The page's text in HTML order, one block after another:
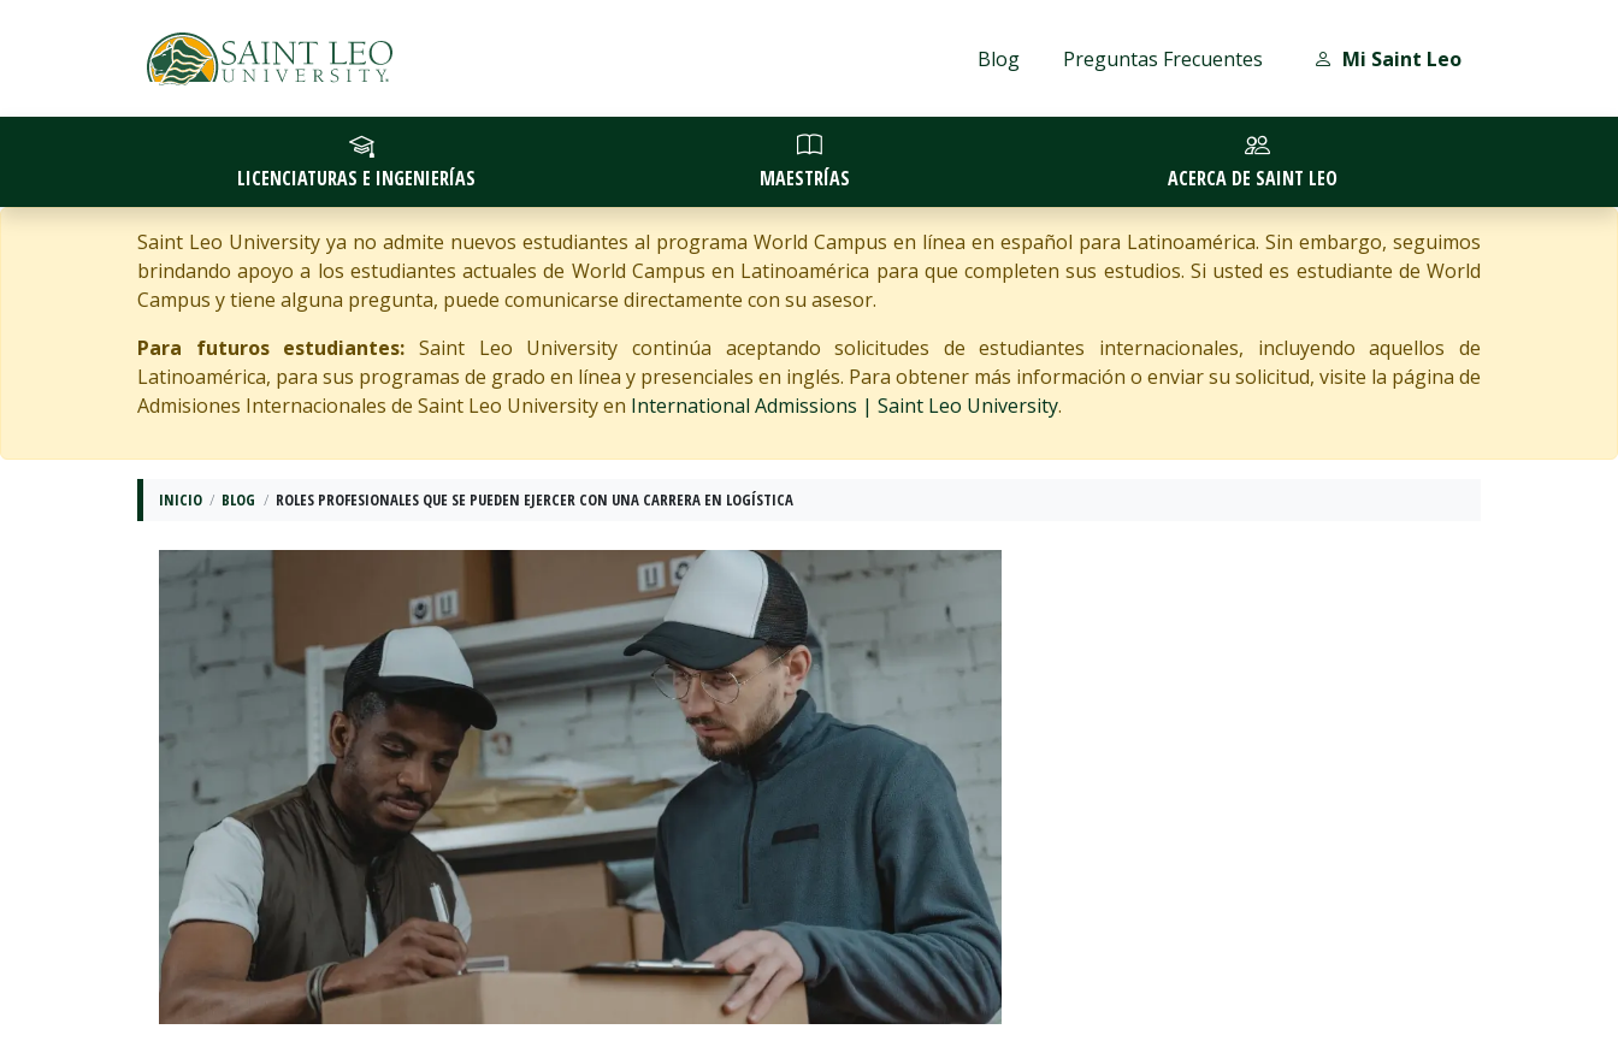
Blog Preguntas Frecuentes Mi Saint Leo
LICENCIATURAS E INGENIERÍAS MAESTRÍAS ACERCA DE SAINT LEO
Saint Leo University ya no admite nuevos estudiantes al programa World Campus en línea en español para Latinoamérica. Sin embargo, seguimos
brindando apoyo a los estudiantes actuales de World Campus en Latinoamérica para que completen sus estudios. Si usted es estudiante de World
Campus y tiene alguna pregunta, puede comunicarse directamente con su asesor.
Para futuros estudiantes: Saint Leo University continúa aceptando solicitudes de estudiantes internacionales, incluyendo aquellos de
Latinoamérica, para sus programas de grado en línea y presenciales en inglés. Para obtener más información o enviar su solicitud, visite la página de
Admisiones Internacionales de Saint Leo University en International Admissions | Saint Leo University.
INICIO ROLES PROFESIONALES QUE SE PUEDEN EJERCER CON UNA CARRERA EN LOGÍSTICA